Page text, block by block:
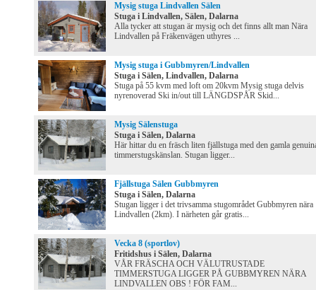
Mysig stuga Lindvallen Sälen
Stuga i Lindvallen, Sälen, Dalarna
Alla tycker att stugan är mysig och det finns allt man Nära
Lindvallen på Fräkenvägen uthyres ...
Mysig stuga i Gubbmyren/Lindvallen
Stuga i Sälen, Lindvallen, Dalarna
Stuga på 55 kvm med loft om 20kvm Mysig stuga delvis
nyrenoverad Ski in/out till LÄNGDSPÅR Skid...
Mysig Sälenstuga
Stuga i Sälen, Dalarna
Här hittar du en fräsch liten fjällstuga med den gamla
timmerstugskänslan. Stugan ligger...
Fjällstuga Sälen Gubbmyren
Stuga i Sälen, Dalarna
Stugan ligger i det trivsamma stugområdet Gubbmyren nära
Lindvallen (2km). I närheten går gratis...
Vecka 8 (sportlov)
Fritidshus i Sälen, Dalarna
VÅR FRÄSCHA OCH VÄLUTRUSTADE
TIMMERSTUGA LIGGER PÅ GUBBMYREN NÄRA
LINDVALLEN OBS ! FÖR FAM...